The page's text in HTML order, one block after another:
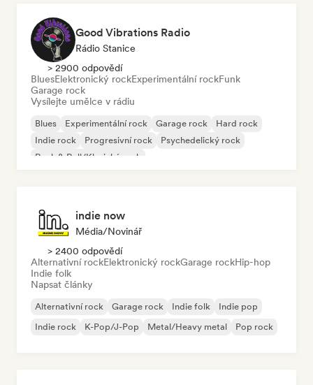
Good Vibrations Radio
Rádio Stanice
> 2900 odpovědí
BluesElektronický rockExperimentální rockFunk
Garage rock
Vysílejte umělce v rádiu
Blues Experimentální rock Garage rock
Hard rock
Indie rock
Progresivní rock
Psychedelický rock
Rock & Roll/Klasický rock
indie now
Média/novinář
> 2400 odpovědí
Alternativní rockElektronický rockGarage rockHip-hop
Indie folk
Napsat články
Alternativní rock Garage rock Indie folk
Indie pop
Indie rock
K-Pop/J-Pop Metal/Heavy metal Pop rock